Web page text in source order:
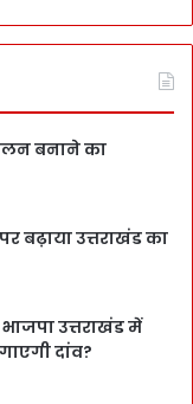
बनाने का
बढ़ाया उत्तराखंड का
उत्तराखंड में
दांव?